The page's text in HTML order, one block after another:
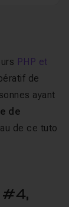
PHP et
de
ayant
de
de ce tuto
#4,